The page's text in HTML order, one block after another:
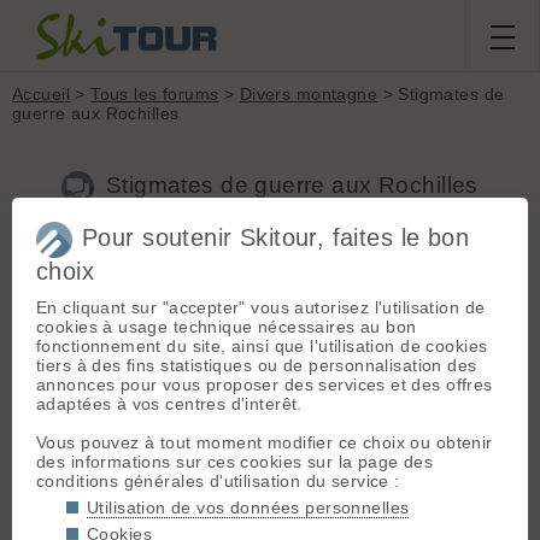
Accueil >Tous les forums > Divers montagne > Stigmates de
guerre aux Rochilles
Stigmates de guerre aux Rochilles
Nouveau sujet
B
Bonus[33posts] - Le 05/05/2018 16:51
Les récents exercices de l'armée dans le secteur du Galibier
ont laissé des traces : éclats d'obus, douilles abandonnées,
cibles de bois peintes explosées, cratères noircis...
Loin de moi l'idée de remettre en question notre armée qui
qu'un nettoyage sera opéré dans le secteur pour lui rendre sa
virginité...
leviking73
Pour soutenir Skitour, faites le bon
choix
En cliquant sur "accepter" vous autorisez l'utilisation de
cookies à usage technique nécessaires au bon
fonctionnement du site, ainsi que l'utilisation de cookies
tiers à des fins statistiques ou de personnalisation des
annonces pour vous proposer des services et des offres
adaptées à vos centres d'interêt.
Vous pouvez à tout moment modifier ce choix ou obtenir
des informations sur ces cookies sur la page des
conditions générales d'utilisation du service :
Utilisation de vos données personnelles
Cookies